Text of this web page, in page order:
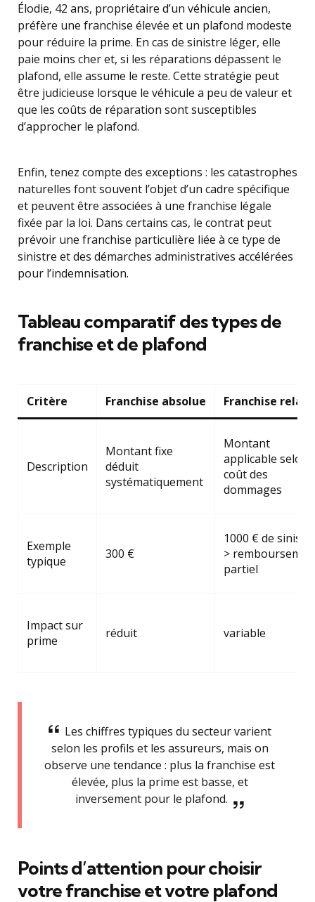
Élodie, 42 ans, propriétaire d’un véhicule ancien,
préfère une franchise élevée et un plafond modeste
pour réduire la prime. En cas de sinistre léger, elle
paie moins cher et, si les réparations dépassent le
plafond, elle assume le reste. Cette stratégie peut
être judicieuse lorsque le véhicule a peu de valeur et
que les coûts de réparation sont susceptibles
d’approcher le plafond.
Enfin, tenez compte des exceptions : les catastrophes
naturelles font souvent l’objet d’un cadre spécifique
et peuvent être associées à une franchise légale
fixée par la loi. Dans certains cas, le contrat peut
prévoir une franchise particulière liée à ce type de
sinistre et des démarches administratives accélérées
pour l’indemnisation.
Tableau comparatif des types de
franchise et de plafond
Critère Franchise absolue Franchise
Description
Montant fixe
déduit
systématiquement
Montant
applicable selon
coût des
dommages
Exemple
typique
300 €
1000 € de
>
partiel
Impact sur
prime
réduit variable
Les chiffres typiques du secteur varient
selon les profils et les assureurs, mais on
observe une tendance : plus la franchise est
élevée, plus la prime est basse, et
inversement pour le plafond.
Points d’attention pour choisir
votre franchise et votre plafond